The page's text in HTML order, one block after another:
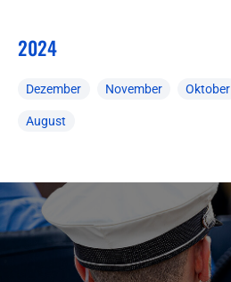
2024
Dezember November Oktober
August